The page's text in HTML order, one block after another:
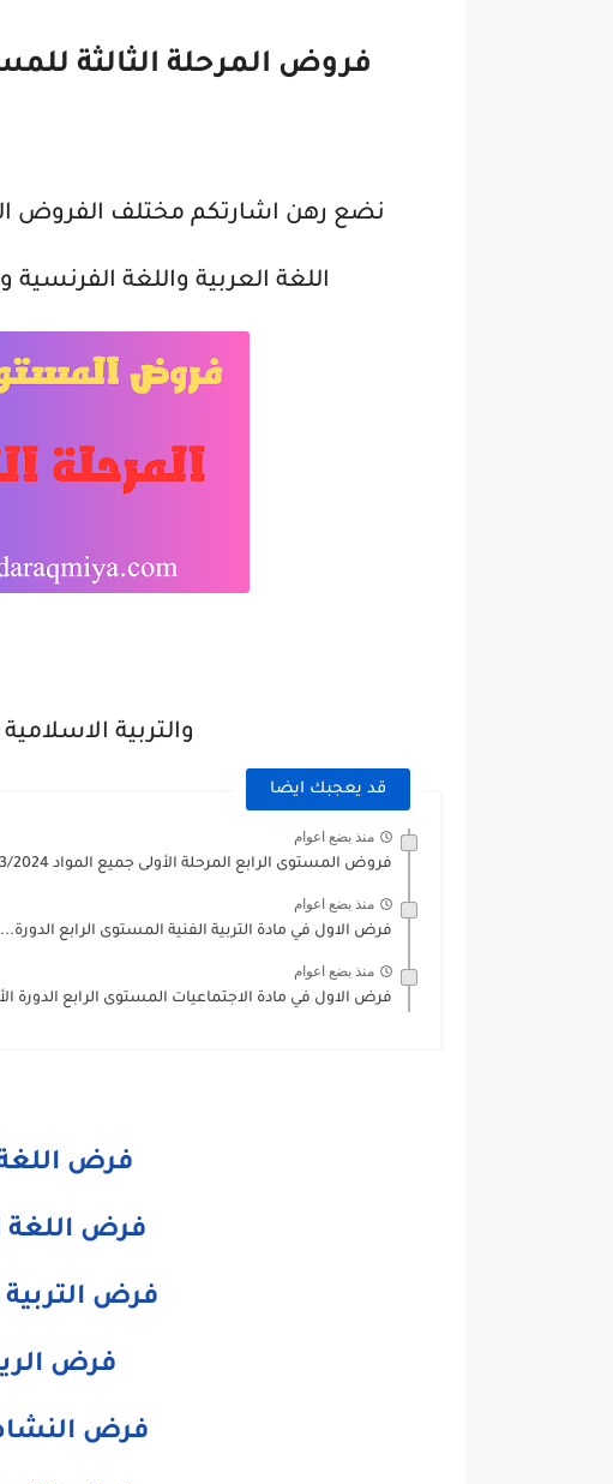
فروض المرحلة الثالثة للمستوى
نضع رهن اشارتكم مختلف الفروض
اللغة العربية واللغة
والتربية الاسلامية
قد يعجبك ايضا
منذ بضع اعوام
فروض المستوى الرابع المرحلة الأولى جميع المواد 2023/2024
منذ بضع اعوام
فرض الاول في مادة التربية الفنية المستوى الرابع الدورة...
منذ بضع اعوام
فرض الاول في مادة الاجتماعيات المستوى الرابع الدورة الأولى
فرض اللغة
فرض اللغة
فرض التربية
فرض
فرض